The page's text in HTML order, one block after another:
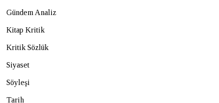
Gündem Analiz
Kitap Kritik
Kritik Sözlük
Siyaset
Söyleşi
Tarih